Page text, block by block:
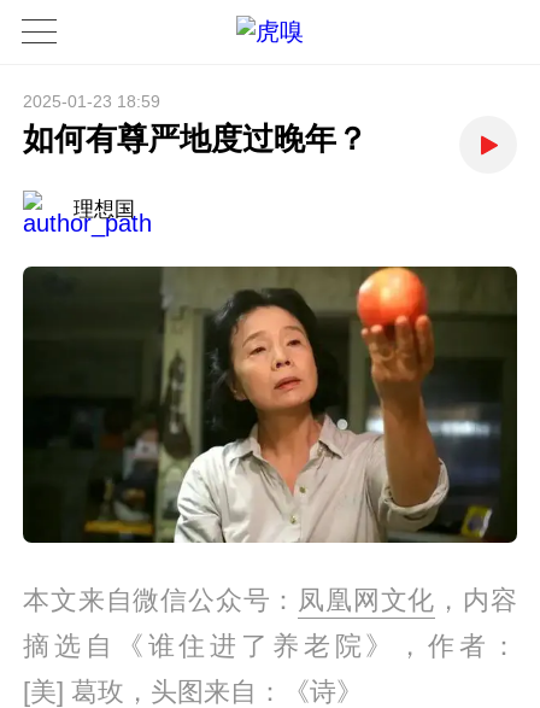
2025-01-23 18:59
如何有尊严地度过晚年？
理想国
本文来自微信公众号： 凤凰网文化 ，内容
摘选自《谁住进了养老院》，作者：
[美] 葛玫，头图来自：《诗》